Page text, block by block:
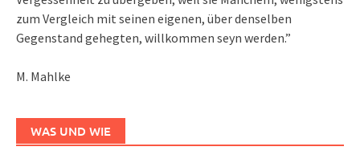
zum Vergleich mit seinen eigenen, über denselben
Gegenstand gehegten, willkommen seyn werden.”
M. Mahlke
WAS UND WIE